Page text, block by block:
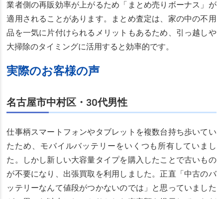
業者側の再販効率が上がるため「まとめ売りボーナス」が
適用されることがあります。まとめ査定は、家の中の不用
品を一気に片付けられるメリットもあるため、引っ越しや
大掃除のタイミングに活用すると効率的です。
実際のお客様の声
名古屋市中村区・30代男性
仕事柄スマートフォンやタブレットを複数台持ち歩いてい
たため、モバイルバッテリーをいくつも所有していまし
た。しかし新しい大容量タイプを購入したことで古いもの
が不要になり、出張買取を利用しました。正直「中古のバ
ッテリーなんて値段がつかないのでは」と思っていました